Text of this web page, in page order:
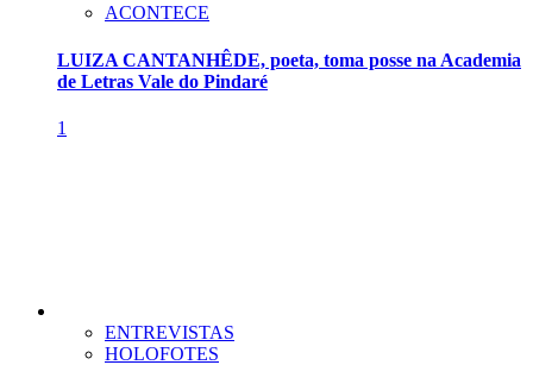
ACONTECE
LUIZA CANTANHÊDE, poeta, toma posse na Academia
de Letras Vale do Pindaré
1
ENTREVISTAS
HOLOFOTES